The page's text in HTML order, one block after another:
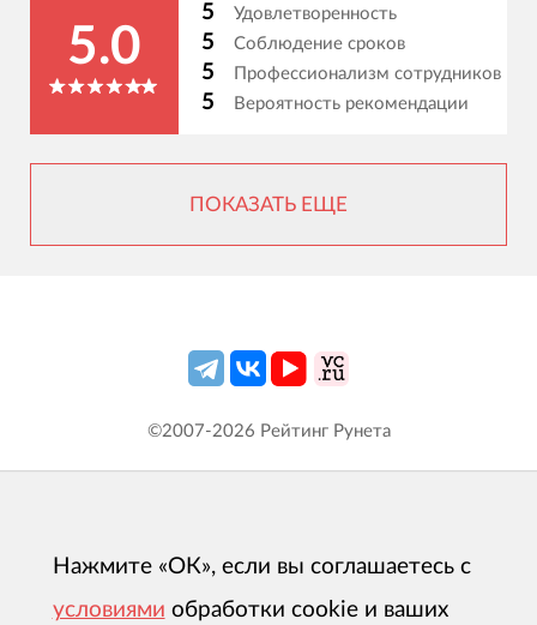
5.0
5 Удовлетворенность
5 Соблюдение сроков
5 Профессионализм сотрудников
5 Вероятность рекомендации
ПОКАЗАТЬ ЕЩЕ
©2007-2026 Рейтинг Рунета
Нажмите «ОК», если вы соглашаетесь с
условиями обработки cookie и ваших